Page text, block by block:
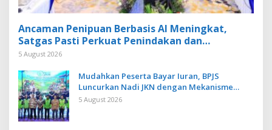
Ancaman Penipuan Berbasis AI Meningkat,
Satgas Pasti Perkuat Penindakan dan
Pengembangan Aplikasi Anti Penipuan
5 August 2026
Mudahkan Peserta Bayar Iuran, BPJS
Luncurkan Nadi JKN dengan Mekanisme
Menabung
5 August 2026